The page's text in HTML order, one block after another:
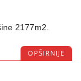
2177m2.
OPŠIRNIJE